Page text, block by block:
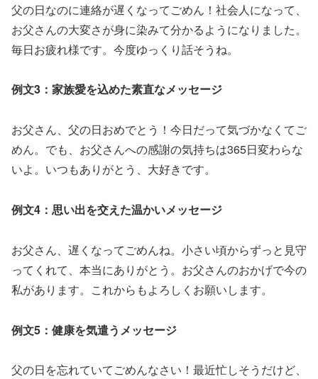
父の日なのに連絡が遅くなってごめん！社会人になって、
お父さんの大変さが身に染みて分かるようになりました。
毎日お疲れ様です。今度ゆっくり話そうね。
例文3：家族愛を込めた素直なメッセージ
お父さん、父の日おめでとう！今日だって気づかなくてご
めん。でも、お父さんへの感謝の気持ちは365日変わらな
いよ。いつもありがとう、大好きです。
例文4：思い出を交えた温かいメッセージ
お父さん、遅くなってごめんね。小さい頃からずっと見守
ってくれて、本当にありがとう。お父さんのおかげで今の
私があります。これからもよろしくお願いします。
例文5：健康を気遣うメッセージ
父の日を忘れていてごめんなさい！最近忙しそうだけど、